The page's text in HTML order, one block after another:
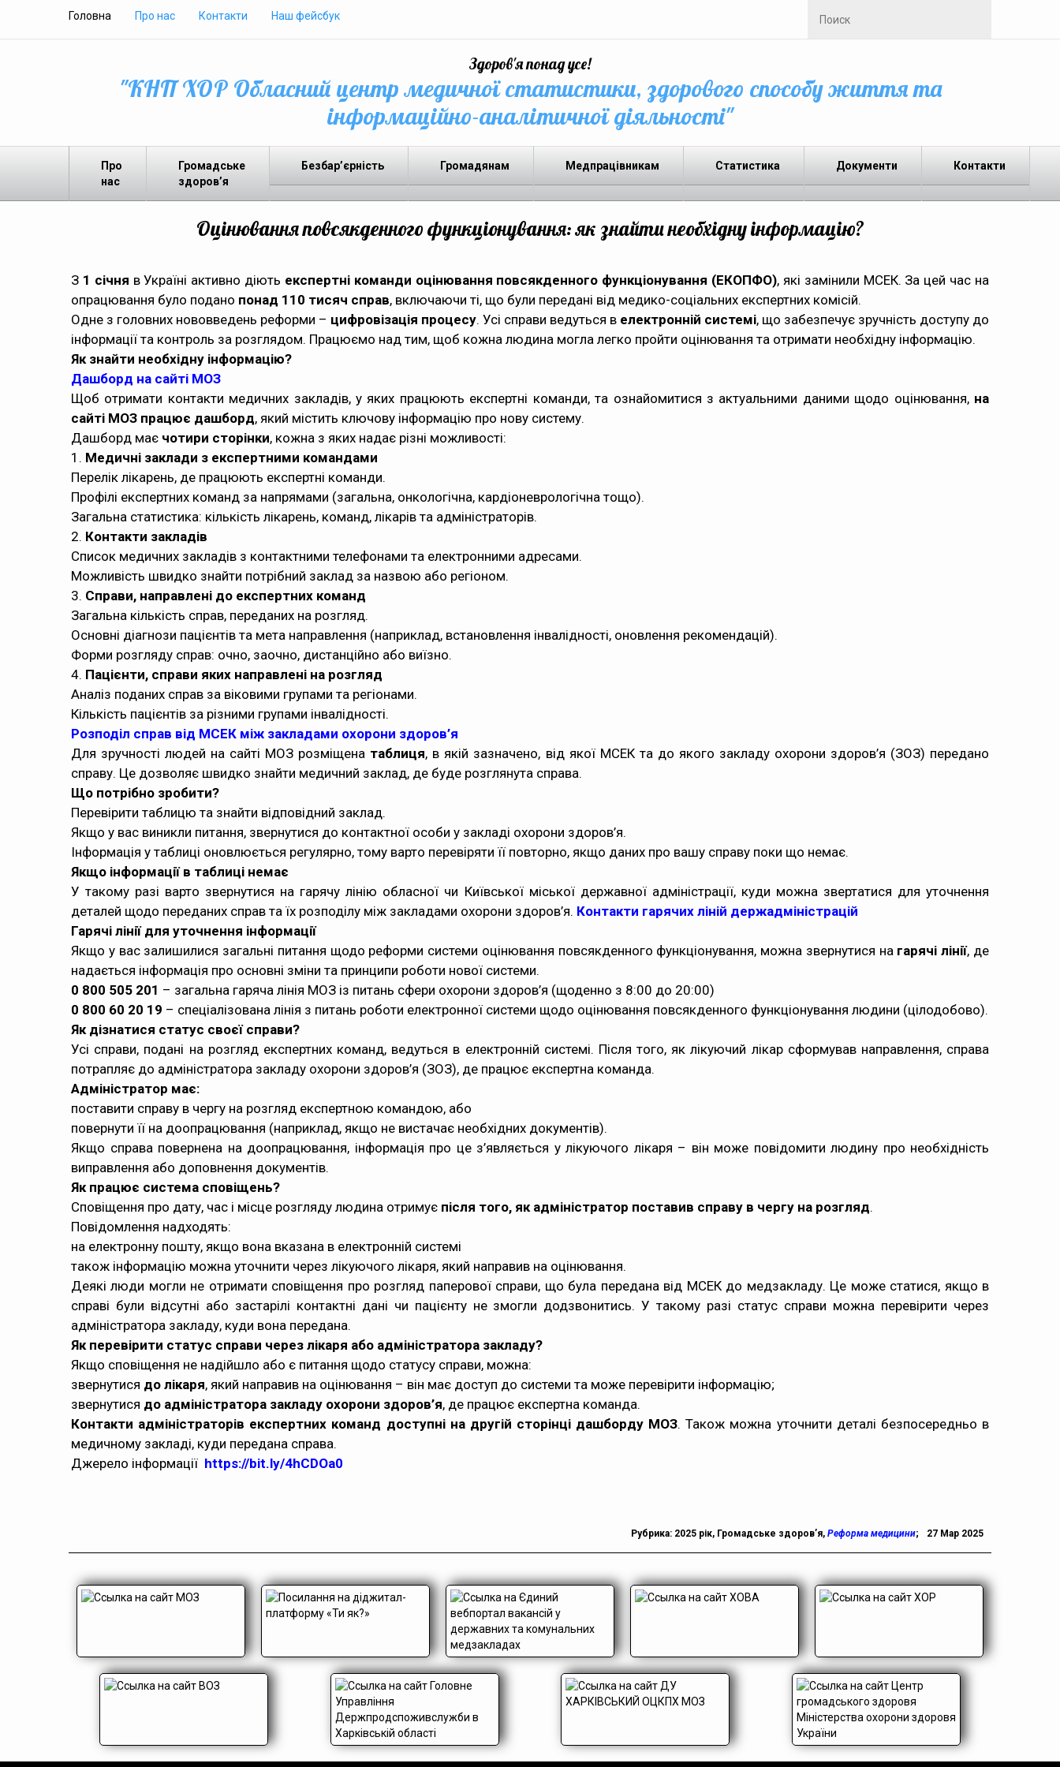
Головна Про нас Контакти Наш фейсбук
Здоров'я понад усе!
"КНП ХОР Обласний центр медичної статистики, здорового способу життя та
інформаційно-аналітичної діяльності"
Про
нас
Громадське
здоров’я
Безбар’єрність Громадянам Медпрацівникам Статистика Документи Контакти
Оцінювання повсякденного функціонування: як знайти необхідну інформацію?
З 1 січня в Україні активно діють експертні команди оцінювання повсякденного функціонування (ЕКОПФО), які замінили МСЕК. За цей час на
опрацювання було подано понад 110 тисяч справ, включаючи ті, що були передані від медико-соціальних експертних комісій.
Одне з головних нововведень реформи – цифровізація процесу. Усі справи ведуться в електронній системі, що забезпечує зручність доступу до
інформації та контроль за розглядом. Працюємо над тим, щоб кожна людина могла легко пройти оцінювання та отримати необхідну інформацію.
Як знайти необхідну інформацію?
Дашборд на сайті МОЗ
Щоб отримати контакти медичних закладів, у яких працюють експертні команди, та ознайомитися з актуальними даними щодо оцінювання, на
сайті МОЗ працює дашборд, який містить ключову інформацію про нову систему.
Дашборд має чотири сторінки, кожна з яких надає різні можливості:
1️. Медичні заклади з експертними командами
Перелік лікарень, де працюють експертні команди.
Профілі експертних команд за напрямами (загальна, онкологічна, кардіоневрологічна тощо).
Загальна статистика: кількість лікарень, команд, лікарів та адміністраторів.
2️. Контакти закладів
Список медичних закладів з контактними телефонами та електронними адресами.
Можливість швидко знайти потрібний заклад за назвою або регіоном.
3️. Справи, направлені до експертних команд
Загальна кількість справ, переданих на розгляд.
Основні діагнози пацієнтів та мета направлення (наприклад, встановлення інвалідності, оновлення рекомендацій).
Форми розгляду справ: очно, заочно, дистанційно або виїзно.
4️. Пацієнти, справи яких направлені на розгляд
Аналіз поданих справ за віковими групами та регіонами.
Кількість пацієнтів за різними групами інвалідності.
Розподіл справ від МСЕК між закладами охорони здоров’я
Для зручності людей на сайті МОЗ розміщена таблиця, в якій зазначено, від якої МСЕК та до якого закладу охорони здоров’я (ЗОЗ) передано
справу. Це дозволяє швидко знайти медичний заклад, де буде розглянута справа.
Що потрібно зробити?
Перевірити таблицю та знайти відповідний заклад.
Якщо у вас виникли питання, звернутися до контактної особи у закладі охорони здоров’я.
Інформація у таблиці оновлюється регулярно, тому варто перевіряти її повторно, якщо даних про вашу справу поки що немає.
Якщо інформації в таблиці немає
У такому разі варто звернутися на гарячу лінію обласної чи Київської міської державної адміністрації, куди можна звертатися для уточнення
деталей щодо переданих справ та їх розподілу між закладами охорони здоров’я. Контакти гарячих ліній держадміністрацій
Гарячі лінії для уточнення інформації
Якщо у вас залишилися загальні питання щодо реформи системи оцінювання повсякденного функціонування, можна звернутися на гарячі лінії, де
надається інформація про основні зміни та принципи роботи нової системи.
0 800 505 201 – загальна гаряча лінія МОЗ із питань сфери охорони здоров’я (щоденно з 8:00 до 20:00)
0 800 60 20 19 – спеціалізована лінія з питань роботи електронної системи щодо оцінювання повсякденного функціонування людини (цілодобово).
Як дізнатися статус своєї справи?
Усі справи, подані на розгляд експертних команд, ведуться в електронній системі. Після того, як лікуючий лікар сформував направлення, справа
потрапляє до адміністратора закладу охорони здоров’я (ЗОЗ), де працює експертна команда.
Адміністратор має:
поставити справу в чергу на розгляд експертною командою, або
повернути її на доопрацювання (наприклад, якщо не вистачає необхідних документів).
Якщо справа повернена на доопрацювання, інформація про це з’являється у лікуючого лікаря – він може повідомити людину про необхідність
виправлення або доповнення документів.
Як працює система сповіщень?
Сповіщення про дату, час і місце розгляду людина отримує після того, як адміністратор поставив справу в чергу на розгляд.
Повідомлення надходять:
на електронну пошту, якщо вона вказана в електронній системі
також інформацію можна уточнити через лікуючого лікаря, який направив на оцінювання.
Деякі люди могли не отримати сповіщення про розгляд паперової справи, що була передана від МСЕК до медзакладу. Це може статися, якщо в
справі були відсутні або застарілі контактні дані чи пацієнту не змогли додзвонитись. У такому разі статус справи можна перевірити через
адміністратора закладу, куди вона передана.
Як перевірити статус справи через лікаря або адміністратора закладу?
Якщо сповіщення не надійшло або є питання щодо статусу справи, можна:
звернутися до лікаря, який направив на оцінювання – він має доступ до системи та може перевірити інформацію;
звернутися до адміністратора закладу охорони здоров’я, де працює експертна команда.
Контакти адміністраторів експертних команд доступні на другій сторінці дашборду МОЗ. Також можна уточнити деталі безпосередньо в
медичному закладі, куди передана справа.
Джерело інформації https://bit.ly/4hCDOa0
Рубрика: 2025 рік, Громадське здоров’я, Реформа медицини; 27 Мар 2025